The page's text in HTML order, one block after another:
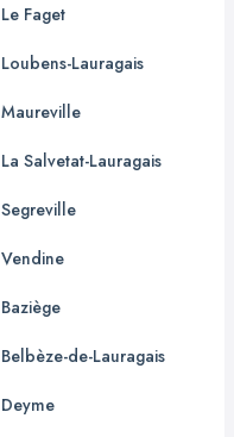
Le Faget
Loubens-Lauragais
Maureville
La Salvetat-Lauragais
Segreville
Vendine
Baziège
Belbèze-de-Lauragais
Deyme